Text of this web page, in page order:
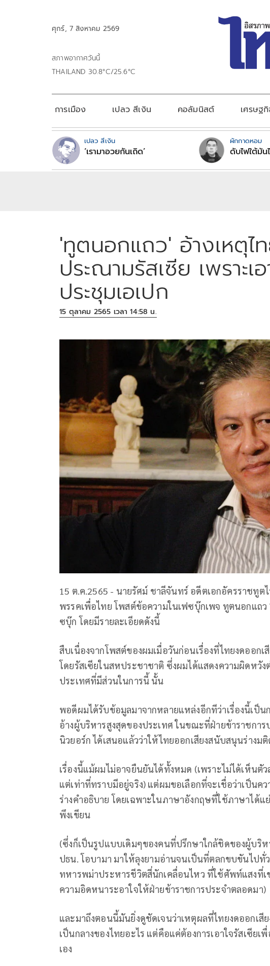
ศุกร์, 7 สิงหาคม 2569
สภาพอากาศวันนี้
THAILAND 30.8°C/25.6°C
การเมือง เปลว สีเงิน คอลัมนิสต์ เศรษฐ
เปลว สีเงิน
‘เรามาอวยกันเถิด’
ผักกาดหอม
ดับไฟใต้มัน
'ทูตนอกแถว' อ้างเหตุไ
ประณามรัสเซีย เพราะเ
ประชุมเอเปก
15 ตุลาคม 2565 เวลา 14:58 น.
15 ต.ค.2565 - นายรัศม์ ชาลีจันทร์ อดีตเอกอัครราชทู
พรรคเพื่อไทย โพสต์ข้อความในเฟซบุ๊กเพจ ทูตนอกแถว
ซบุ๊ก โดยมีรายละเอียดดังนี้
สืบเนื่องจากโพสต์ของผมเมื่อวันก่อนเรื่องที่ไทยงดออก
โดยรัสเซียในสหประชาชาติ ซึ่งผมได้แสดงความผิดหวัง
ประเทศที่มีส่วนในการนี้ นั้น
พอดีผมได้รับข้อมูลมาจากหลายแหล่งอีกทีว่าเรื่องนี้เป็นก
อ้างผู้บริหารสูงสุดของประเทศ ในขณะที่ฝ่ายข้าราชกา
นิวยอร์ก ได้เสนอแล้วว่าให้ไทยออกเสียงสนับสนุนร่างม
เรื่องนี้แม้ผมไม่อาจยืนยันได้ทั้งหมด (เพราะไม่ได้เห็นตั
แต่เท่าที่ทราบมีอยู่จริง) แต่ผมขอเลือกที่จะเชื่อว่าเป็นค
ร่างคำอธิบาย โดยเฉพาะในภาษาอังกฤษที่ใช้ภาษาได้
พึงเขียน
(ซึ่งก็เป็นรูปแบบเดิมๆของคนที่ปรึกษาใกล้ชิดของผู้บริ
ปธน. โอบามา มาให้ลุงยามอ่านจนเป็นที่ตลกขบขันไปทั่ว
ทหารพม่าประหารชีวิตสี่นักเคลื่อนไหว ที่ใช้ศัพท์แสงที่เ
ความอิดหนาระอาใจให้ฝ่ายข้าราชการประจำตลอดมา)
และมาถึงตอนนี้มันยิ่งดูชัดเจนว่าเหตุผลที่ไทยงดออกเสี
เป็นกลางของไทยอะไร แต่คือแค่ต้องการเอาใจรัสเซีย
เอง